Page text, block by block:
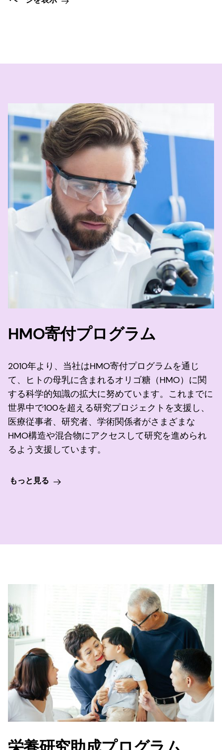
HMO寄付プログラム
2010年より、当社はHMO寄付プログラムを通じ
て、ヒトの母乳に含まれるオリゴ糖（HMO）に関
する科学的知識の拡大に努めています。これまでに
世界中で100を超える研究プロジェクトを支援し、
医療従事者、研究者、学術関係者がさまざまな
HMO構造や混合物にアクセスして研究を進められ
るよう支援しています。
もっと見る